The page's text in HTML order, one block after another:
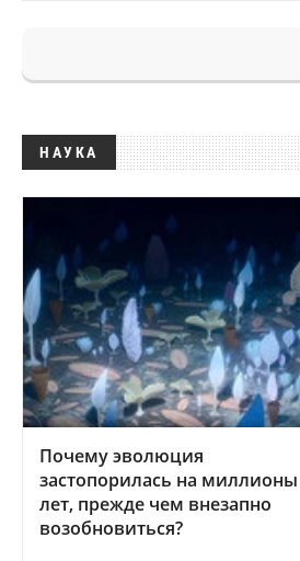
НАУКА
Почему эволюция
застопорилась на миллионы
лет, прежде чем внезапно
возобновиться?